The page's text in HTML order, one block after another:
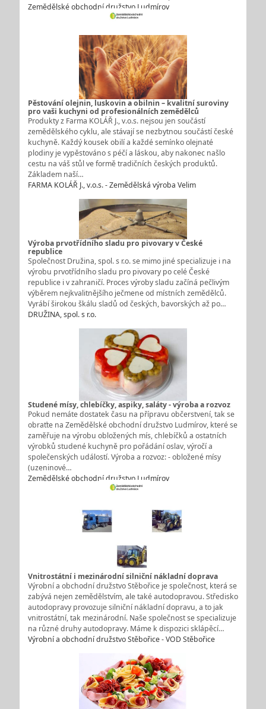
Zemědělské obchodní družstvo Ludmírov
Pěstování olejnin, luskovin a obilnin – kvalitní suroviny
pro vaši kuchyni od profesionálních zemědělců
Produkty z Farma KOLÁŘ J., v.o.s. nejsou jen součástí
zemědělského cyklu, ale stávají se nezbytnou součástí české
kuchyně. Každý kousek obilí a každé semínko olejnaté
plodiny je vypěstováno s péčí a láskou, aby nakonec našlo
cestu na váš stůl ve formě tradičních českých produktů.
Základem naší…
FARMA KOLÁŘ J., v.o.s. - Zemědělská výroba Velim
Výroba prvotřídního sladu pro pivovary v České
republice
Společnost Družina, spol. s r.o. se mimo jiné specializuje i na
výrobu prvotřídního sladu pro pivovary po celé České
republice i v zahraničí. Proces výroby sladu začíná pečlivým
výběrem nejkvalitnějšího ječmene od místních zemědělců.
Vyrábí širokou škálu sladů od českých, bavorských až po…
DRUŽINA, spol. s r.o.
Studené mísy, chlebíčky, aspiky, saláty - výroba a rozvoz
Pokud nemáte dostatek času na přípravu občerstvení, tak se
obraťte na Zemědělské obchodní družstvo Ludmírov, které se
zaměřuje na výrobu obložených mís, chlebíčků a ostatních
výrobků studené kuchyně pro pořádání oslav, výročí a
společenských událostí. Výroba a rozvoz: - obložené mísy
(uzeninové…
Zemědělské obchodní družstvo Ludmírov
Vnitrostátní i mezinárodní silniční nákladní doprava
Výrobní a obchodní družstvo Stěbořice je společnost, která se
zabývá nejen zemědělstvím, ale také autodopravou. Středisko
autodopravy provozuje silniční nákladní dopravu, a to jak
vnitrostátní, tak mezinárodní. Naše společnost se specializuje
na různé druhy autodopravy. Máme k dispozici sklápěcí…
Výrobní a obchodní družstvo Stěbořice - VOD Stěbořice